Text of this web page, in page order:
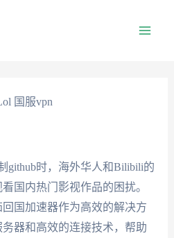
国服vpn
github时，海外华人和Bilibili的
国内热门影视作品的困扰。
国加速器作为高效的解决方
器和高效的连接技术，帮助